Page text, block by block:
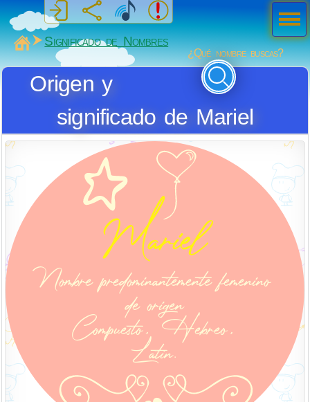
MiSabueso
Significado de Nombres
¿Qué nombre buscas?
Origen y
significado de Mariel
Men
ú